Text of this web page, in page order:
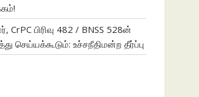
CrPC பிரிவு 482 / BNSS 528ன்
செய்யக்கூடும்: உச்சநீதிமன்ற தீர்ப்பு